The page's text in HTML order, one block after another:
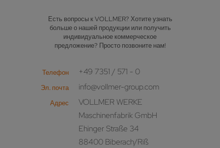
Есть вопросы к VOLLMER? Хотите узнать
больше о нашей продукции или получить
индивидуальное коммерческое
предложение? Просто позвоните нам!
Телефон +49 7351 / 571 - 0
Эл. почта info@vollmer-group.com
Адрес
VOLLMER WERKE
Maschinenfabrik GmbH
Ehinger Straße 34
88400 Biberach/Riß